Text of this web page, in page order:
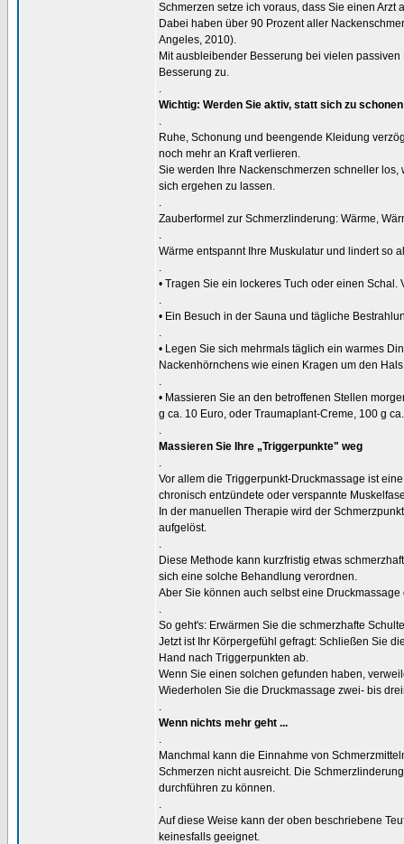
Schmerzen setze ich voraus, dass Sie einen Arzt
Dabei haben über 90 Prozent aller
Angeles, 2010).
Mit ausbleibender Besserung bei vielen
Besserung zu.
.
Wichtig: Werden Sie aktiv, statt sich zu schonen
.
Ruhe, Schonung und beengende Kleidung
noch mehr an Kraft verlieren.
Sie werden Ihre Nackenschmerzen schneller
sich ergehen zu lassen.
.
Zauberformel zur Schmerzlinderung: Wärme,
.
Wärme entspannt Ihre Muskulatur und lindert so
.
• Tragen Sie ein lockeres Tuch oder einen Schal.
.
• Ein Besuch in der Sauna und tägliche
.
• Legen Sie sich mehrmals täglich ein warmes
Nackenhörnchens wie einen Kragen um den
.
• Massieren Sie an den betroffenen Stellen
g ca. 10 Euro, oder Traumaplant-Creme, 100 g
.
Massieren Sie Ihre „Triggerpunkte" weg
.
Vor allem die Triggerpunkt-Druckmassage ist
chronisch entzündete oder verspannte
In der manuellen Therapie wird der
aufgelöst.
.
Diese Methode kann kurzfristig etwas
sich eine solche Behandlung verordnen.
Aber Sie können auch selbst eine Druckmassage
.
So geht's: Erwärmen Sie die schmerzhafte
Jetzt ist Ihr Körpergefühl gefragt: Schließen Sie
Hand nach Triggerpunkten ab.
Wenn Sie einen solchen gefunden haben,
Wiederholen Sie die Druckmassage zwei- bis
.
Wenn nichts mehr geht ...
.
Manchmal kann die Einnahme von
Schmerzen nicht ausreicht. Die
durchführen zu können.
.
Auf diese Weise kann der oben beschriebene
keinesfalls geeignet.